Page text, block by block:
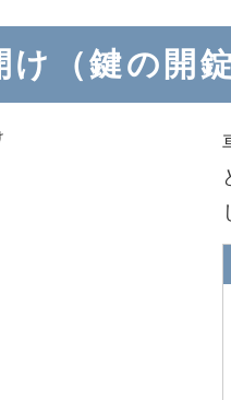
け（鍵の開